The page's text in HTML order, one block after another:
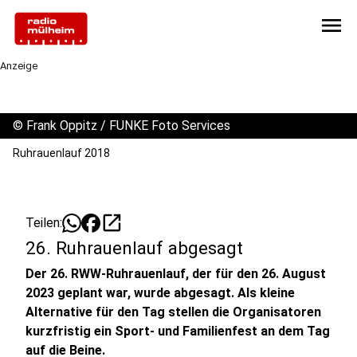
menu
Anzeige
© Frank Oppitz / FUNKE Foto Services
Ruhrauenlauf 2018
Teilen: open_in_new
26. Ruhrauenlauf abgesagt
Der 26. RWW-Ruhrauenlauf, der für den 26. August
2023 geplant war, wurde abgesagt. Als kleine
Alternative für den Tag stellen die Organisatoren
kurzfristig ein Sport- und Familienfest an dem Tag
auf die Beine.